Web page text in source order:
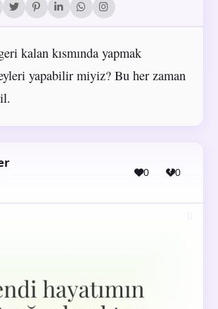
kalan kısmında yapmak
yapabilir miyiz? Bu her zaman
0 0